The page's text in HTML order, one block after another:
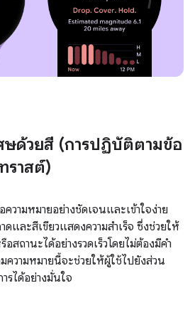
ษด้วยสี (การปฏิบัติตามข้อ
ราสต์)
วามหมายอย่างชัดเจนและเข้าใจง่าย
และสีเขียวแสดงความสําเร็จ ซึ่งช่วยให้
อสถานะได้อย่างรวดเร็วโดยไม่ต้องมีคำ
ความหมายนี้จะช่วยให้ผู้ใช้ไปยังส่วน
รได้อย่างมั่นใจ